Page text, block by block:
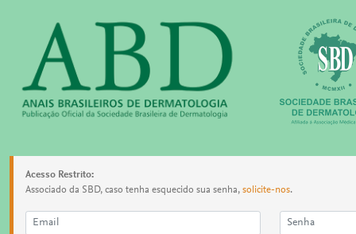
Acesso Restrito:
Associado da SBD, caso tenha esquecido sua senha, solicite-nos.